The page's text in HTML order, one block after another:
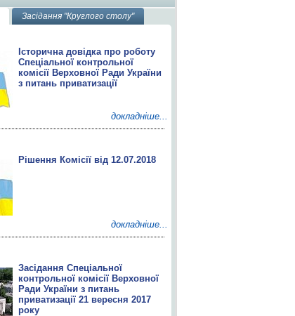
Засідання "Круглого столу"
Історична довідка про роботу
Спеціальної контрольної
комісії Верховної Ради України
з питань приватизації
докладніше...
Рішення Комісії від 12.07.2018
докладніше...
Засідання Спеціальної
контрольної комісії Верховної
Ради України з питань
приватизації 21 вересня 2017
року